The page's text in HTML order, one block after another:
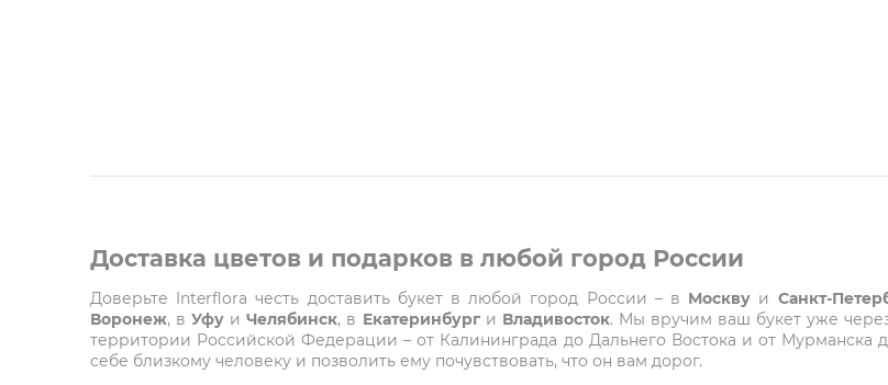
Доставка цветов и подарков в любой город России
Доверьте Interflora честь доставить букет в любой город России – в Москву и Санкт-
Воронеж, вУфу иЧелябинск, в Екатеринбурги Владивосток. Мы вручим ваш букет уже
территории Российской Федерации – от Калининграда до Дальнего Востока и от Мурманска
себе близкому человеку и позволить ему почувствовать, что он вам дорог.